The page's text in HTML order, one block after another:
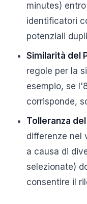
minutes)
identificatori
potenziali
Similarità del
regole per la
esempio, se
corrisponde,
Tolleranza
differenze nel
a causa di
selezionate)
consentire il